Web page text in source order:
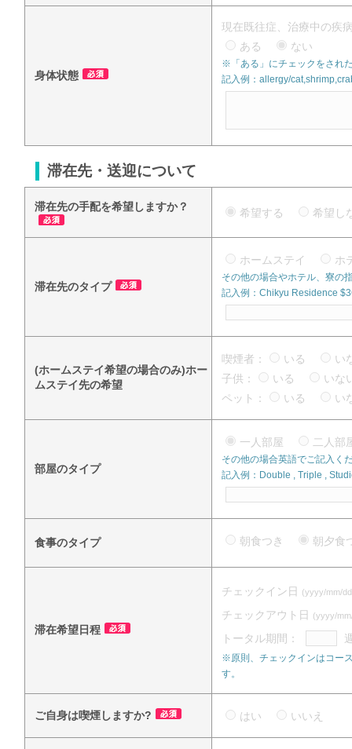
身体状態
現在既往症、治療中の疾
ある
ない
※「ある」にチェックをされ
記入例：allergy/
滞在先・送迎について
滞在先の手配を希望しますか？ 希望する 希望
滞在先のタイプ
ホームステイ ホ
その他の場合やホテル、寮の
記入例：Chikyu Residence
(ホームステイ希望の場合のみ)ホー
ムステイ先の希望
喫煙者： いる
い
子供：
いる
い
ペット：
いる い
部屋のタイプ
一人部屋 二人
その他の場合英語でご記入く
記入例：Double , Triple ,
食事のタイプ 朝食つき 朝夕
滞在希望日程
チェックイン日 (yyyy/mm/
チェックアウト日 (yyyy/
トータル期間：
※原則、チェックインはコー
す。
ご自身は喫煙しますか? はい いいえ